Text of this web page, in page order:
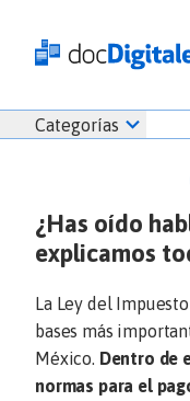
Empresas
Iniciar
sesión
Línea
docDigitales
Categorías
Inicio
Nómina
Emprendimiento
Noticias
Comunicados
¿Has oído
explicamos
La Ley del
bases más
México. Dentro de
normas para el